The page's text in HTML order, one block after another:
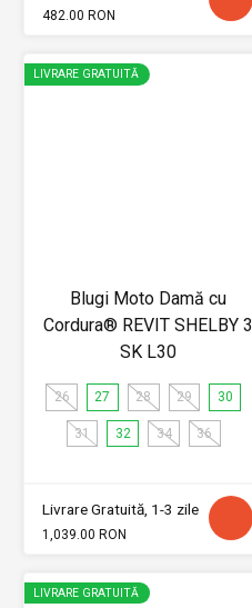
482.00 RON
LIVRARE GRATUITĂ
Blugi Moto Damă cu
Cordura® REVIT SHELBY 3
SK L30
26 27 28 29 30
31 32 34 36
Livrare Gratuită, 1-3 zile
1,039.00 RON
LIVRARE GRATUITĂ